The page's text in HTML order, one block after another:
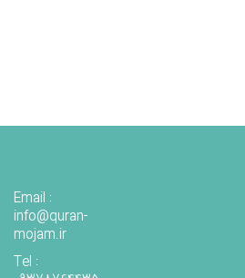
Email :
info@quran-
mojam.ir
Tel :